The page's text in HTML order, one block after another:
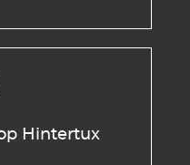
Hintertux